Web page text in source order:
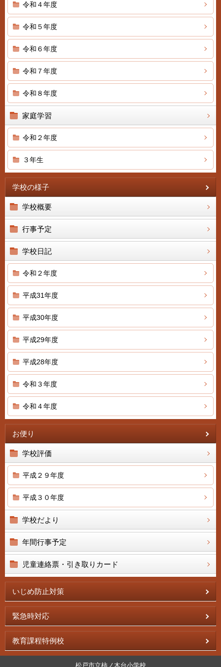
令和４年度
令和５年度
令和６年度
令和７年度
令和８年度
家庭学習
令和２年度
３年生
学校の様子
学校概要
行事予定
学校日記
令和２年度
平成31年度
平成30年度
平成29年度
平成28年度
令和３年度
令和４年度
お便り
学校評価
平成２９年度
平成３０年度
学校だより
年間行事予定
児童連絡票・引き取りカード
いじめ防止対策
緊急時対応
教育課程特例校
松戸市立柿ノ木台小学校